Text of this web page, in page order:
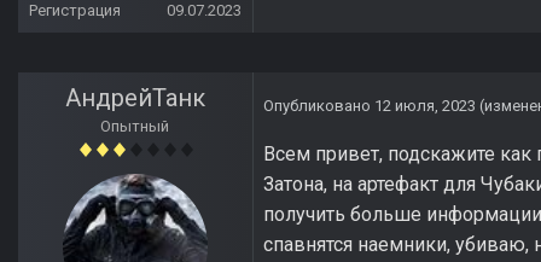
Регистрация
09.07.2023
АндрейТанк
Опытный
Опубликовано 12 июля, 2023
Всем привет, подскажите
Затона, на артефакт для
получить больше
спавнятся наемники,